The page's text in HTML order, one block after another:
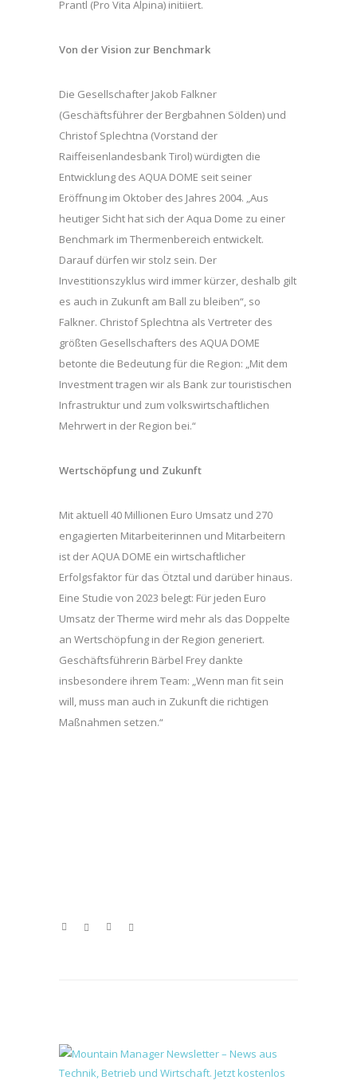
Prantl (Pro Vita Alpina) initiiert.
Von der Vision zur Benchmark
Die Gesellschafter Jakob Falkner
(Geschäftsführer der Bergbahnen Sölden) und
Christof Splechtna (Vorstand der
Raiffeisenlandesbank Tirol) würdigten die
Entwicklung des AQUA DOME seit seiner
Eröffnung im Oktober des Jahres 2004. „Aus
heutiger Sicht hat sich der Aqua Dome zu einer
Benchmark im Thermenbereich entwickelt.
Darauf dürfen wir stolz sein. Der
Investitionszyklus wird immer kürzer, deshalb gilt
es auch in Zukunft am Ball zu bleiben“, so
Falkner. Christof Splechtna als Vertreter des
größten Gesellschafters des AQUA DOME
betonte die Bedeutung für die Region: „Mit dem
Investment tragen wir als Bank zur touristischen
Infrastruktur und zum volkswirtschaftlichen
Mehrwert in der Region bei.“
Wertschöpfung und Zukunft
Mit aktuell 40 Millionen Euro Umsatz und 270
engagierten Mitarbeiterinnen und Mitarbeitern
ist der AQUA DOME ein wirtschaftlicher
Erfolgsfaktor für das Ötztal und darüber hinaus.
Eine Studie von 2023 belegt: Für jeden Euro
Umsatz der Therme wird mehr als das Doppelte
an Wertschöpfung in der Region generiert.
Geschäftsführerin Bärbel Frey dankte
insbesondere ihrem Team: „Wenn man fit sein
will, muss man auch in Zukunft die richtigen
Maßnahmen setzen.“